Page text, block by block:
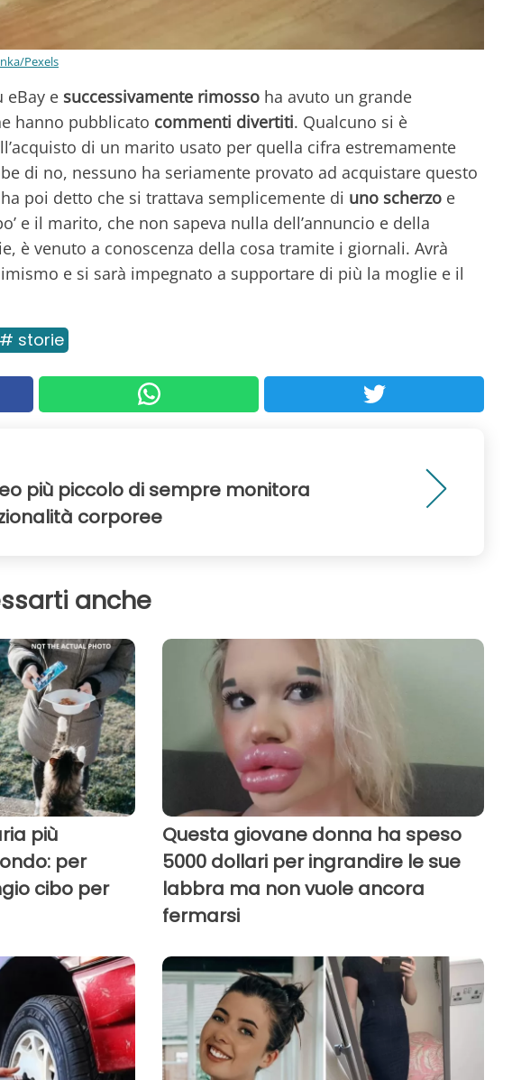
Pexels
eBay e successivamente rimosso ha avuto un grande
hanno pubblicato commenti divertiti. Qualcuno si è
di un marito usato per quella cifra estremamente
di no, nessuno ha seriamente provato ad acquistare questo
poi detto che si trattava semplicemente di uno scherzo e
e il marito, che non sapeva nulla dell’annuncio e della
è venuto a conoscenza della cosa tramite i giornali. Avrà
e si sarà impegnato a supportare di più la moglie e il
# storie
più piccolo di sempre monitora
corporee
anche
più
per
cibo per
Questa giovane donna ha speso
5000 dollari per ingrandire le sue
labbra ma non vuole ancora
fermarsi